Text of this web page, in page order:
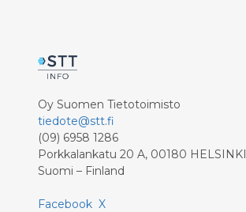
Oy Suomen Tietotoimisto
tiedote@stt.fi
(09) 6958 1286
Porkkalankatu 20 A, 00180 HELSINKI
Suomi – Finland
Facebook X